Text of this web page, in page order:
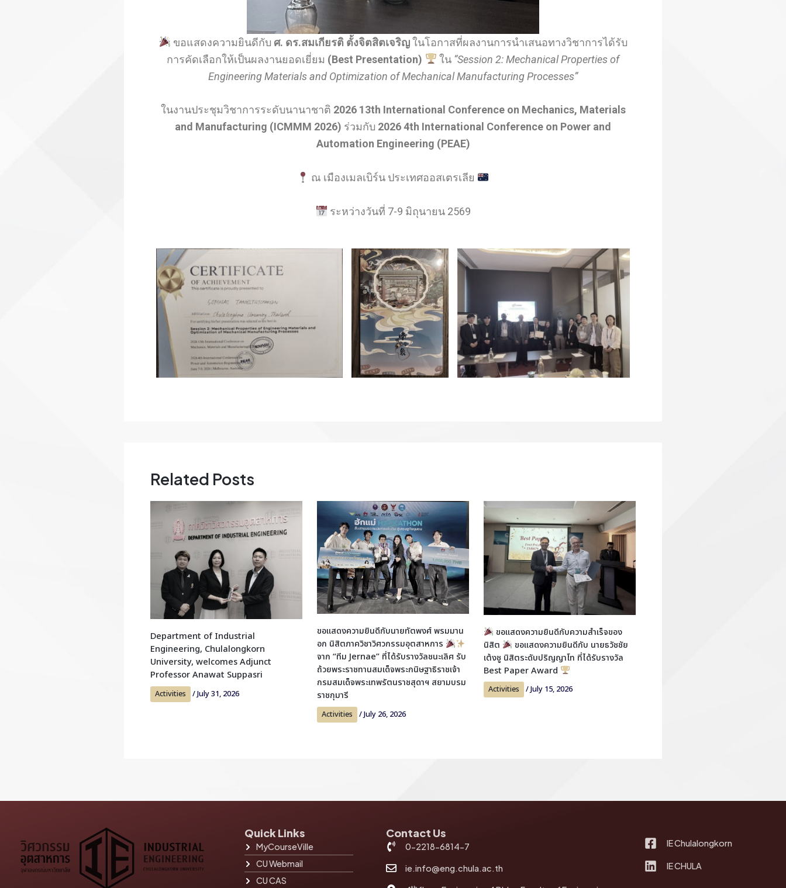
ขอแสดงความยินดีกับ ศ. ดร.สมเกียรติ ตั้งจิตสิตเจริญในโอกาสที่ผลงานการนำเสนอทางวิชาการได้รับ
การคัดเลือกให้เป็นผลงานยอดเยี่ยม (Best Presentation) ใน “Session 2: Mechanical Properties of
Engineering Materials and Optimization of Mechanical Manufacturing Processes”
ในงานประชุมวิชาการระดับนานาชาติ 2026 13th International Conference on Mechanics, Materials
and Manufacturing (ICMMM 2026) ร่วมกับ 2026 4th International Conference on Power and
Automation Engineering (PEAE)
ณ เมืองเมลเบิร์น ประเทศออสเตรเลีย
ระหว่างวันที่ 7-9 มิถุนายน 2569
Related Posts
Department of Industrial
Engineering, Chulalongkorn
University, welcomes Adjunct
Professor Anawat Suppasri
Activities /July 31, 2026
ขอแสดงความยินดีกับนายทัตพงศ์ พรมมาน
อก นิสิตภาควิชาวิศวกรรมอุตสาหการ
จาก “ทีม Jernae” ที่ได้รับรางวัลชนะเลิศ รับ
ถ้วยพระราชทานสมเด็จพระกนิษฐาธิราชเจ้า
กรมสมเด็จพระเทพรัตนราชสุดาฯ สยามบรม
ราชกุมารี
Activities /July 26, 2026
ขอแสดงความยินดีกับความสำเร็จของ
นิสิต
ขอแสดงความยินดีกับ นายธวัชชัย
เต้งชู นิสิตระดับปริญญาโท ที่ได้รับรางวัล
Best Paper Award
Activities /July 15, 2026
Quick Links
MyCourseVille
CU Webmail
CU CAS
Contact Us
0-2218-6814-7
ie.info@eng.chula.ac.th
IE Chulalongkorn
IE CHULA